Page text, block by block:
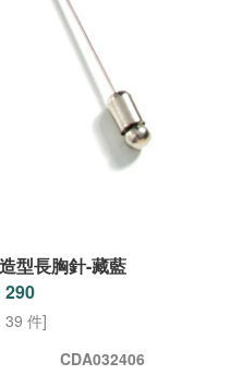
型長胸針-藏藍
290
39 件]
CDA032406